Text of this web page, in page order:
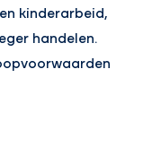
kinderarbeid,
handelen.